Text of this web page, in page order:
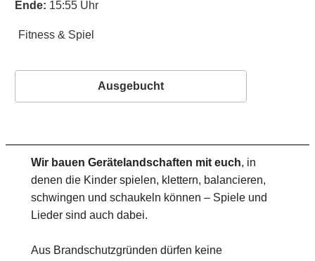
Ende: 15:55 Uhr
Fitness & Spiel
Ausgebucht
Wir bauen Gerätelandschaften mit euch, in
denen die Kinder spielen, klettern, balancieren,
schwingen und schaukeln können – Spiele und
Lieder sind auch dabei.
Aus Brandschutzgründen dürfen keine